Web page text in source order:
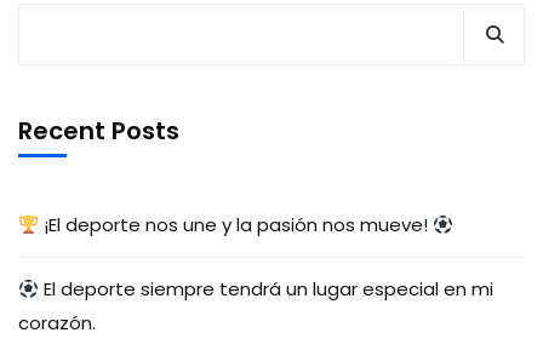
Recent Posts
¡El deporte nos une y la pasión nos mueve!
El deporte siempre tendrá un lugar especial en mi
corazón.